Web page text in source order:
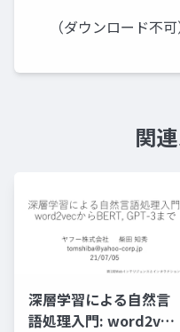
（ダウンロード不可
関
深層学習による自然言
語処理入門: word2vec